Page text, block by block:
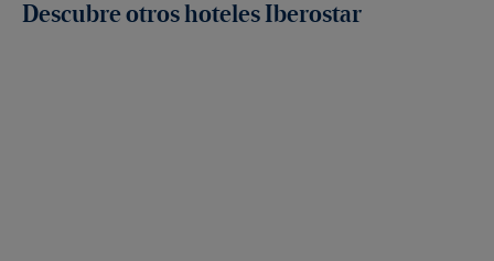
Descubre otros hoteles Iberostar